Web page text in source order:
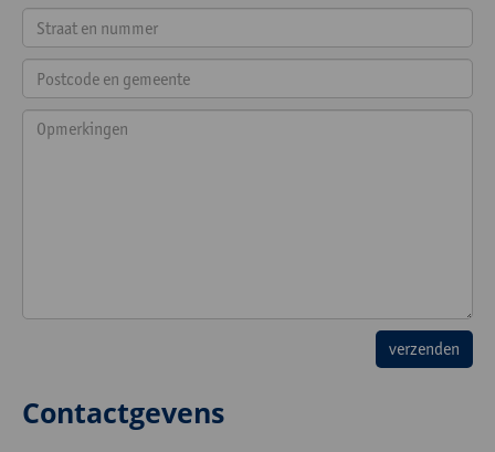
Contactgevens